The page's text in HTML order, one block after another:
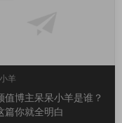
羊
值博主呆呆小羊是谁？
篇你就全明白